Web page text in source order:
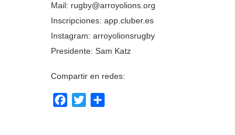
Mail: rugby@arroyolions.org
Inscripciones: app.cluber.es
Instagram: arroyolionsrugby
Presidente: Sam Katz
Compartir en redes:
Facebook
Twitter